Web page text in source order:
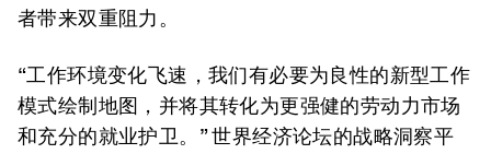
者带来双重阻力。
“工作环境变化飞速，我们有必要为良性的新型工作
模式绘制地图，并将其转化为更强健的劳动力市场
和充分的就业护卫。” 世界经济论坛的战略洞察平